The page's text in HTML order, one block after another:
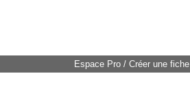
Espace Pro / Créer une fiche